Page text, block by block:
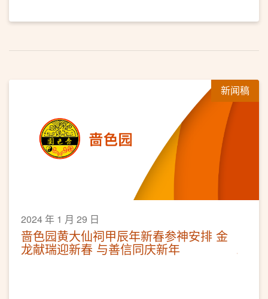
新闻稿
2024 年 1 月 29 日
啬色园黄大仙祠甲辰年新春参神安排 金
龙献瑞迎新春 与善信同庆新年